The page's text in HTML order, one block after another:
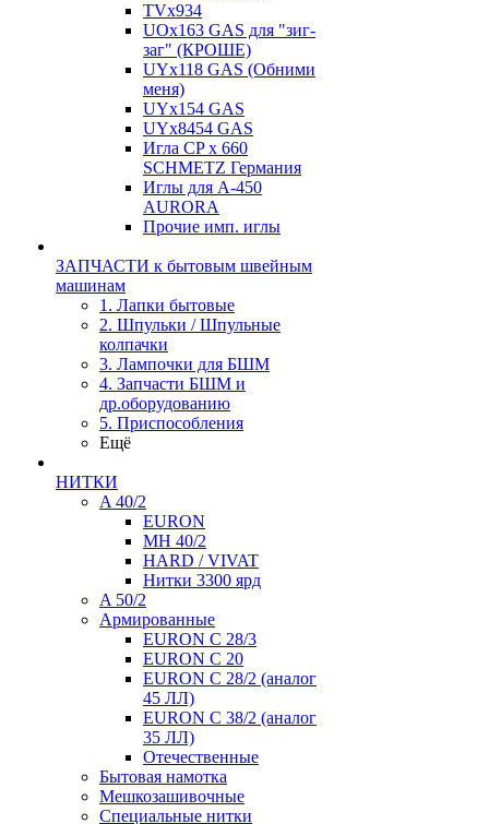
TVх934
UOx163 GAS для "зиг-
заг" (КРОШЕ)
UYx118 GAS (Обними
меня)
UYx154 GAS
UYx8454 GAS
Игла CP х 660
SCHMETZ Германия
Иглы для А-450
AURORA
Прочие имп. иглы
ЗАПЧАСТИ к бытовым швейным
машинам
1. Лапки бытовые
2. Шпульки / Шпульные
колпачки
3. Лампочки для БШМ
4. Запчасти БШМ и
др.оборудованию
5. Приспособления
Ещё
НИТКИ
A 40/2
EURON
MH 40/2
HARD / VIVAT
Нитки 3300 ярд
A 50/2
Армированные
EURON C 28/3
EURON C 20
EURON C 28/2 (аналог
45 ЛЛ)
EURON C 38/2 (аналог
35 ЛЛ)
Отечественные
Бытовая намотка
Мешкозашивочные
Специальные нитки